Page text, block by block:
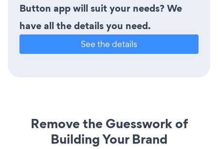
Button app will suit your needs? We
have all the details you need.
See the details
Remove the Guesswork of
Building Your Brand